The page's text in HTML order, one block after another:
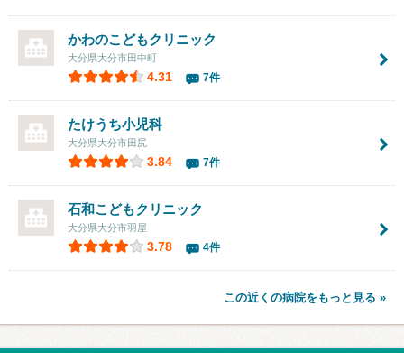
かわのこどもクリニック
大分県大分市田中町
4.31 7件
たけうち小児科
大分県大分市田尻
3.84 7件
石和こどもクリニック
大分県大分市羽屋
3.78 4件
この近くの病院をもっと見る »